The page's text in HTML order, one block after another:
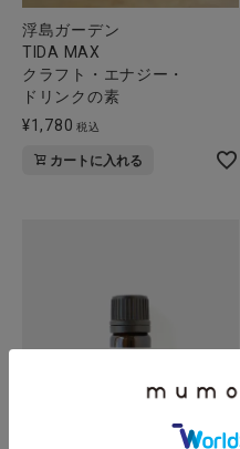
浮島ガーデン
TIDA MAX
クラフト・エナジー・
ドリンクの素
¥1,780 税込
カートに入れる